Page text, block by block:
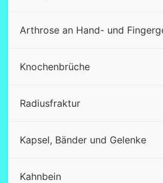
Arthrose an Hand- und
Knochenbrüche
Radiusfraktur
Kapsel, Bänder und Gelenke
Kahnbein